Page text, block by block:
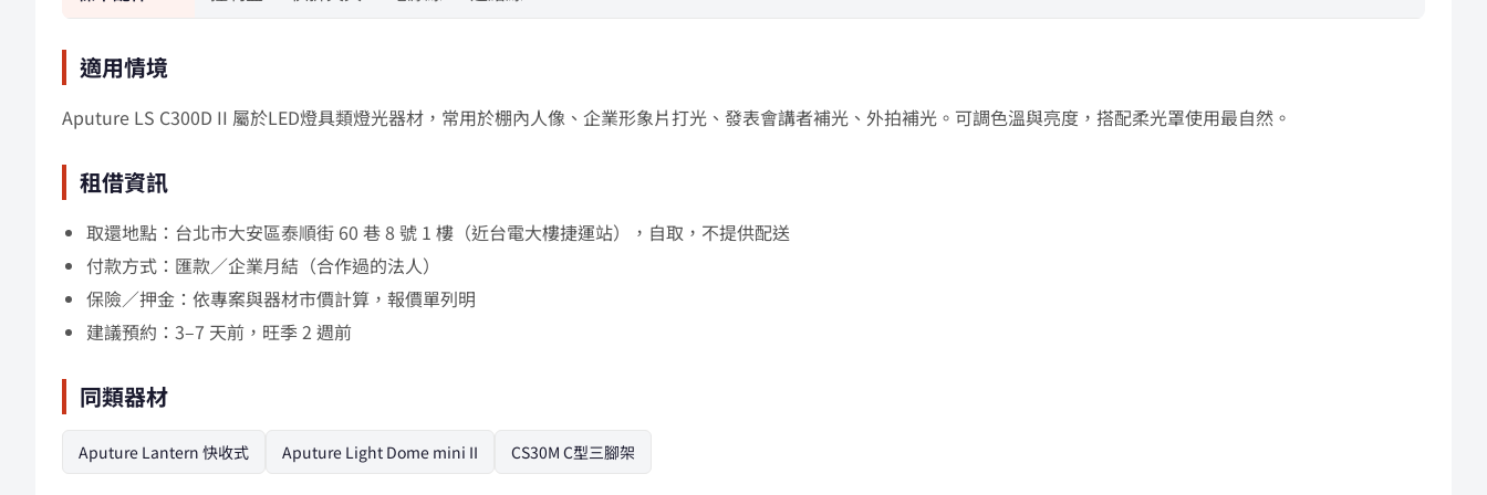
適用情境
Aputure LS C300D II 屬於LED燈具類燈光器材，常用於棚內人像、企業形象片打光、發表會講者補光、外拍補光。可調色溫與亮度，搭配柔光罩使用最自然。
租借資訊
取還地點：台北市大安區泰順街 60 巷 8 號 1 樓（近台電大樓捷運站），自取，不提供配送
付款方式：匯款／企業月結（合作過的法人）
保險／押金：依專案與器材市價計算，報價單列明
建議預約：3–7 天前，旺季 2 週前
同類器材
Aputure Lantern 快收式 Aputure Light Dome mini II CS30M C型三腳架